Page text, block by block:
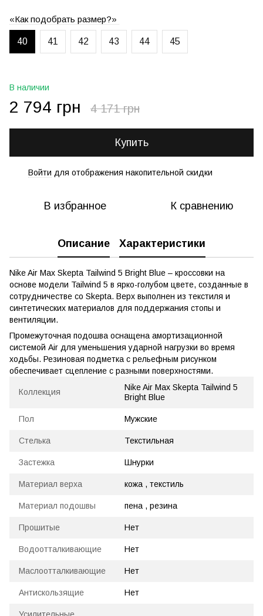
«Как подобрать размер?»
40 41 42 43 44 45
В наличии
2 794 грн 4 171 грн
Купить
Войти для отображения накопительной скидки
В избранное К сравнению
Описание Характеристики
Nike Air Max Skepta Tailwind 5 Bright Blue – кроссовки на
основе модели Tailwind 5 в ярко-голубом цвете, созданные в
сотрудничестве со Skepta. Верх выполнен из текстиля и
синтетических материалов для поддержания стопы и
вентиляции.
Промежуточная подошва оснащена амортизационной
системой Air для уменьшения ударной нагрузки во время
ходьбы. Резиновая подметка с рельефным рисунком
обеспечивает сцепление с разными поверхностями.
Коллекция
Nike Air Max Skepta Tailwind 5
Bright Blue
Пол Мужские
Стелька Текстильная
Застежка Шнурки
Материал верха кожа , текстиль
Материал подошвы пена , резина
Прошитые Нет
Водоотталкивающие Нет
Маслоотталкивающие Нет
Антискользящие Нет